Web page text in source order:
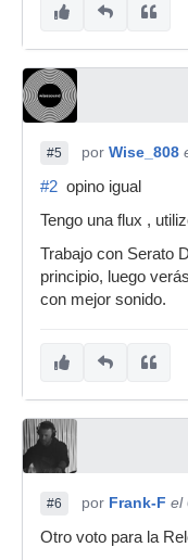
#5 por Wise_808
#2 opino igual
Tengo una flux ,
Trabajo con Serato
principio, luego
con mejor sonido.
#6 por Frank-F el
Otro voto para la